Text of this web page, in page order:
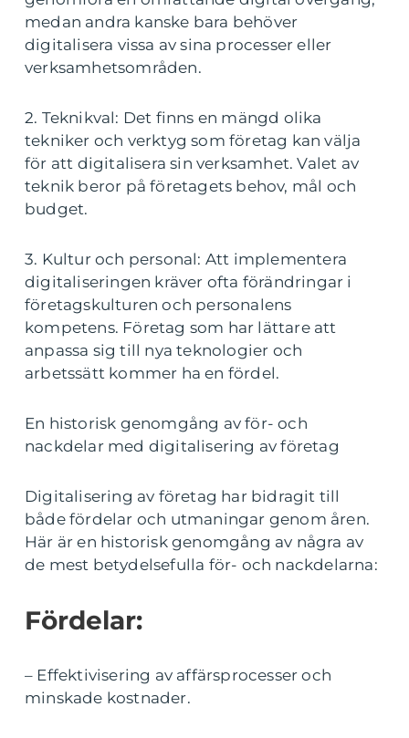
medan andra kanske bara behöver
digitalisera vissa av sina processer eller
verksamhetsområden.
2. Teknikval: Det finns en mängd olika
tekniker och verktyg som företag kan välja
för att digitalisera sin verksamhet. Valet av
teknik beror på företagets behov, mål och
budget.
3. Kultur och personal: Att implementera
digitaliseringen kräver ofta förändringar i
företagskulturen och personalens
kompetens. Företag som har lättare att
anpassa sig till nya teknologier och
arbetssätt kommer ha en fördel.
En historisk genomgång av för- och
nackdelar med digitalisering av företag
Digitalisering av företag har bidragit till
både fördelar och utmaningar genom åren.
Här är en historisk genomgång av några av
de mest betydelsefulla för- och nackdelarna:
Fördelar:
– Effektivisering av affärsprocesser och
minskade kostnader.